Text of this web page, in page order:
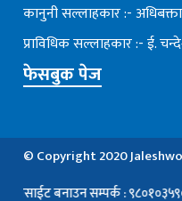
कानुनी सल्लाहकार :-
प्राविधिक सल्लाहकार :- ई.
फेसबुक पेज
© Copyright 2020
सम्पर्क : ९८०१०३५९०५